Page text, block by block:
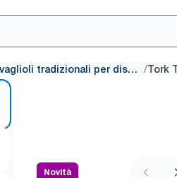
Tovaglioli tradizionali per dispenser /
Novità
1 of 4